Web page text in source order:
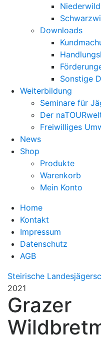
Niederwild
Downloads
Sonstige
Weiterbildung
Seminare für
Der
Freiwilliges
News
Shop
Produkte
Warenkorb
Mein Konto
Home
Kontakt
Impressum
Datenschutz
AGB
Steirische
2021
Grazer